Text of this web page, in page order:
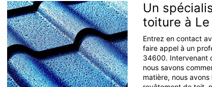
Un
toiture à Le
Entrez en contact
faire appel à un
34600. Intervenant
nous savons
matière, nous